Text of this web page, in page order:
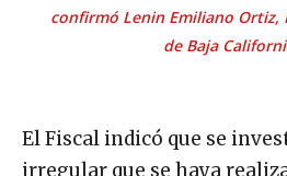
confirmó Lenin Emiliano Ortiz,
de Baja
El Fiscal indicó que se
irregular que se haya